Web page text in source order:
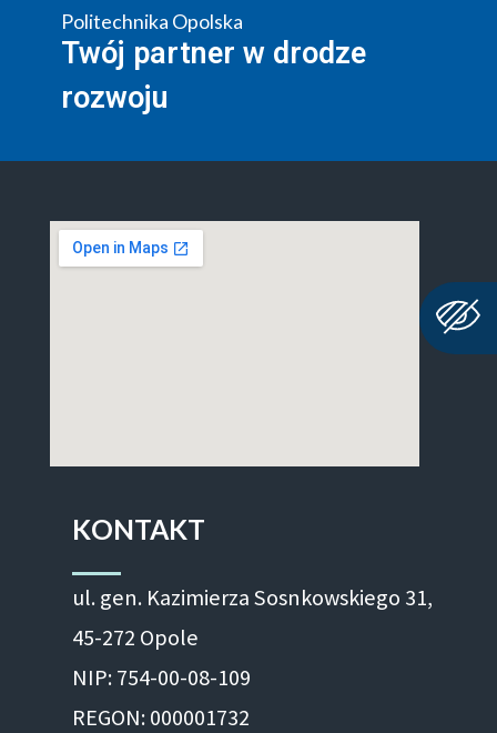
Politechnika Opolska
Twój partner w drodze
rozwoju
KONTAKT
ul. gen. Kazimierza Sosnkowskiego 31,
45-272 Opole
NIP: 754-00-08-109
REGON: 000001732